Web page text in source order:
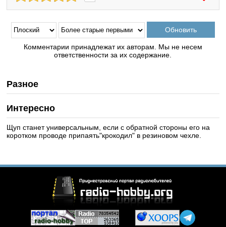
Комментарии принадлежат их авторам. Мы не несем
ответственности за их содержание.
Разное
Интересно
Щуп станет универсальным, если с обратной стороны его на
коротком проводе припаять"крокодил" в резиновом чехле.